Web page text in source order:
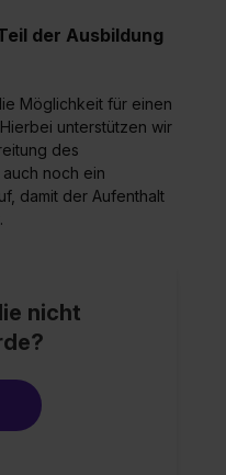
(EuGH – Schrems
jederzeit mit
Punkt „Datenschutz-
Informationen zu den
Klick auf „Details
Datenschutzerklärung
der Ausbildung
Möglichkeit für einen
unterstützen wir
des
noch ein
damit der Aufenthalt
nicht